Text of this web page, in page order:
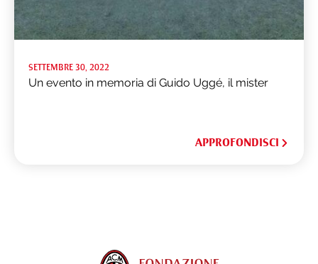
SETTEMBRE 30, 2022
Un evento in memoria di Guido Uggé, il mister
APPROFONDISCI